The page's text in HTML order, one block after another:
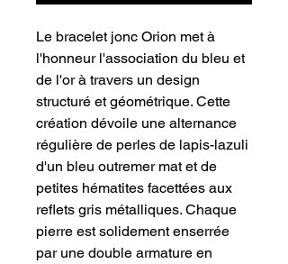
Le bracelet jonc Orion met à
l'honneur l'association du bleu et
de l'or à travers un design
structuré et géométrique. Cette
création dévoile une alternance
régulière de perles de lapis-lazuli
d'un bleu outremer mat et de
petites hématites facettées aux
reflets gris métalliques. Chaque
pierre est solidement enserrée
par une double armature en